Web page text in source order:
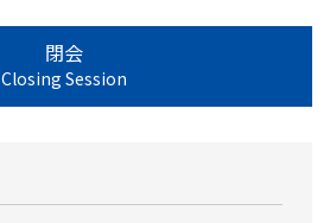
閉会
Closing Session